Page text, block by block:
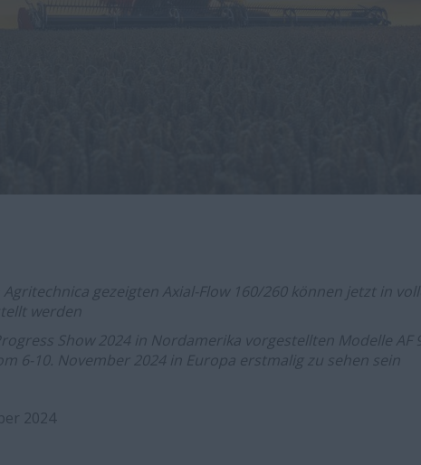
gezeigten Axial-Flow 160/260 können jetzt in
werden
Show 2024 in Nordamerika vorgestellten Modelle AF
6-10. November 2024 in Europa erstmalig zu sehen sein
2024